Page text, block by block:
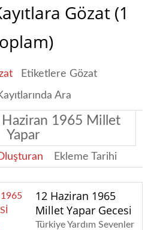
Gözat (1
Etiketlere Gözat
Ara
1965 Millet
Yapar
Ekleme Tarihi
12 Haziran 1965
Millet Yapar Gecesi
Türkiye Yardım Sevenler